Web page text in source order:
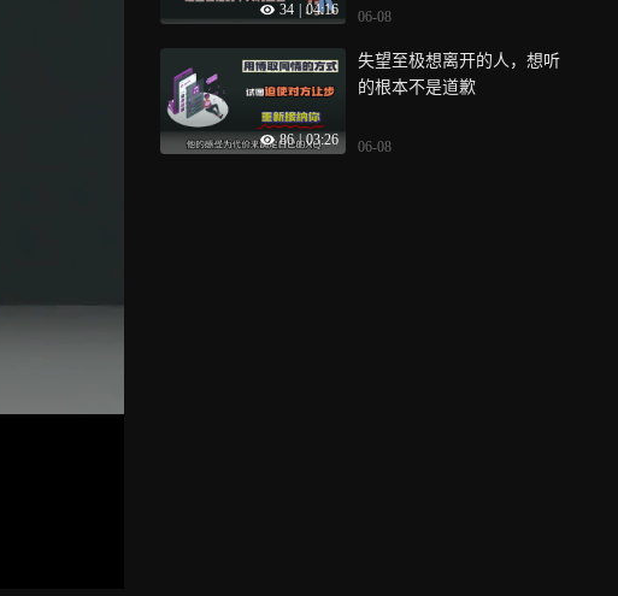
34 04:16 06-08
86 | 03:26
失望至极想离开的人，想听
的根本不是道歉
06-08